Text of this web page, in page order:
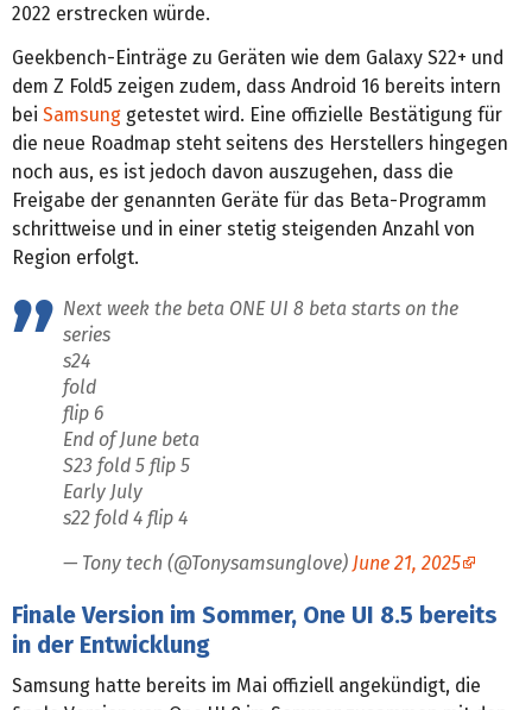
2022 erstrecken würde.
Geekbench-Einträge zu Geräten wie dem Galaxy S22+ und
dem Z Fold5 zeigen zudem, dass Android 16 bereits intern
bei Samsung getestet wird. Eine offizielle Bestätigung für
die neue Roadmap steht seitens des Herstellers hingegen
noch aus, es ist jedoch davon auszugehen, dass die
Freigabe der genannten Geräte für das Beta-Programm
schrittweise und in einer stetig steigenden Anzahl von
Region erfolgt.
Next week the beta ONE UI 8 beta starts on the
series
s24
fold
flip 6
End of June beta
S23 fold 5 flip 5
Early July
s22 fold 4 flip 4
— Tony tech (@Tonysamsunglove) June 21, 2025
Finale Version im Sommer, One UI 8.5 bereits
in der Entwicklung
Samsung hatte bereits im Mai offiziell angekündigt, die